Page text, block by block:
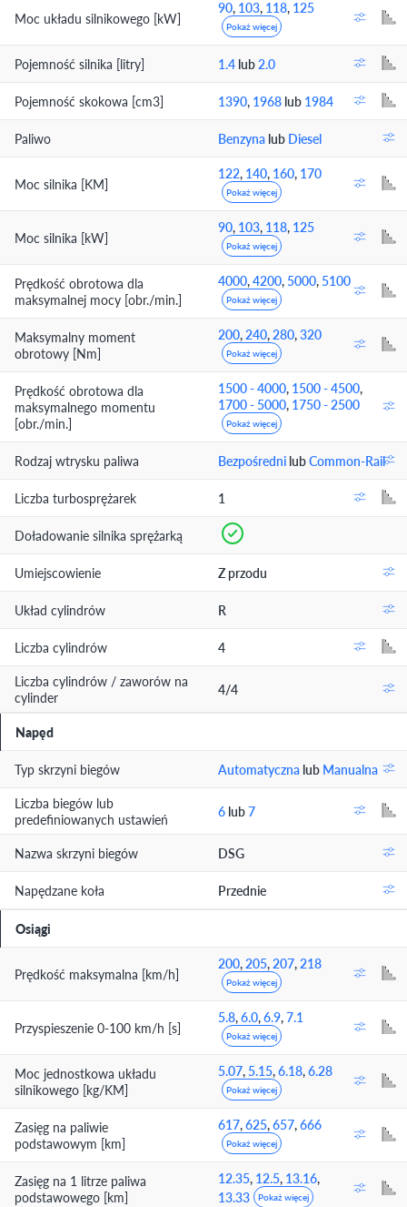
Moc układu silnikowego [kW]
90, 103, 118, 125
Pokaż więcej
Pojemność silnika [litry] 1.4 lub2.0
Pojemność skokowa [cm3] 1390, 1968 lub 1984
Paliwo Benzyna lub Diesel
Moc silnika [KM]
122, 140, 160, 170
Pokaż więcej
Moc silnika [kW]
90, 103, 118, 125
Pokaż więcej
Prędkość obrotowa dla
maksymalnej mocy [obr./min.]
4000,4200, 5000, 5100
Pokaż więcej
Maksymalny moment
obrotowy [Nm]
200,240,280,320
Pokaż więcej
Prędkość obrotowa dla
maksymalnego momentu
[obr./min.]
1500 - 4000, 1500 - 4500,
1700 - 5000, 1750 - 2500
Pokaż więcej
Rodzaj wtrysku paliwa Bezpośredni lubCommon-Rail
Liczba turbosprężarek 1
Doładowanie silnika sprężarką
Umiejscowienie Z przodu
Układ cylindrów R
Liczba cylindrów
4
Liczba cylindrów / zaworów na
cylinder
4/4
Napęd
Typ skrzyni biegów Automatyczna lub Manualna
Liczba biegów lub
predefiniowanych ustawień
6 lub7
Nazwa skrzyni biegów DSG
Napędzane koła Przednie
Osiągi
Prędkość maksymalna [km/h]
200,205,207,218
Pokaż więcej
Przyspieszenie 0-100 km/h [s]
5.8,6.0,6.9,7.1
Pokaż więcej
Moc jednostkowa układu
silnikowego [kg/KM]
5.07, 5.15,6.18,6.28
Pokaż więcej
Zasięg na paliwie
podstawowym [km]
617,625,657,666
Pokaż więcej
Zasięg na 1 litrze paliwa
podstawowego [km]
12.35, 12.5, 13.16,
13.33
Pokaż więcej